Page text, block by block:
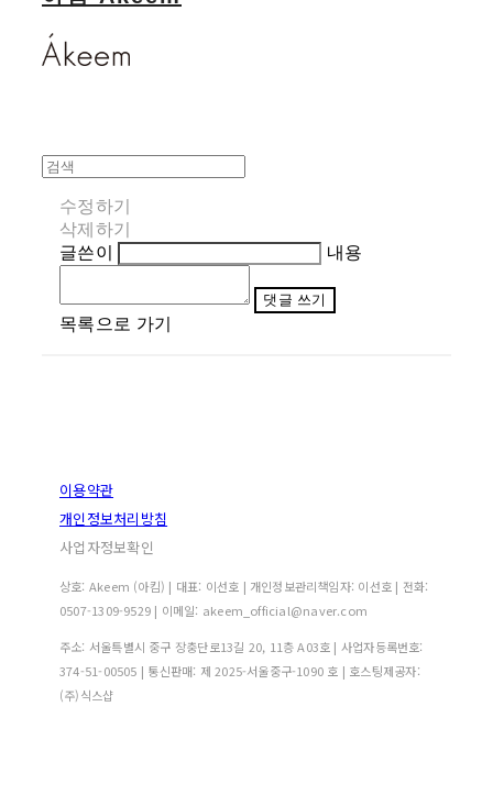
수정하기
삭제하기
글쓴이
내용
댓글 쓰기
목록으로 가기
이용약관
개인정보처리방침
사업자정보확인
상호: Akeem (아킴) | 대표: 이선호 | 개인정보관리책임자: 이선호 | 전화:
0507-1309-9529 | 이메일: akeem_official@naver.com
주소: 서울특별시 중구 장충단로13길 20, 11층 A03호 | 사업자등록번호:
374-51-00505 | 통신판매: 제 2025-서울중구-1090 호 | 호스팅제공자:
(주)식스샵